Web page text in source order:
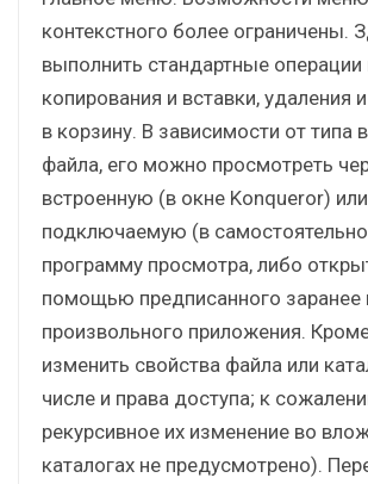
контекстного более ограничены.
выполнить стандартные операции
копирования и вставки, удаления
в корзину. В зависимости от типа
файла, его можно просмотреть
встроенную (в окне Konqueror) или
подключаемую (в
программу просмотра, либо
помощью предписанного заранее
произвольного приложения.
изменить свойства файла или
числе и права доступа; к
рекурсивное их изменение во
каталогах не предусмотрено).